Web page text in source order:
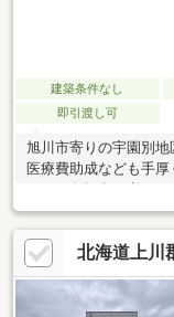
建築条件なし
即引渡し可
旭川市寄りの宇園別地
医療費助成なども手
で他の土地も販売中
北海道上川